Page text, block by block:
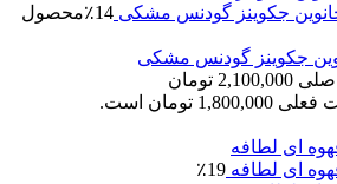
٪14محصول
جکوینز گودنس مشکی
قیمت اصلی 2,100,000 تومان
تومان است.
٪19